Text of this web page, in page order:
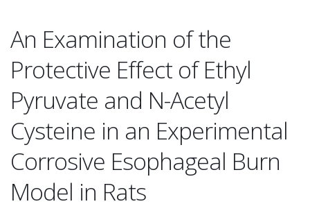
An Examination of the
Protective Effect of Ethyl
Pyruvate and N-Acetyl
Cysteine in an Experimental
Corrosive Esophageal Burn
Model in Rats